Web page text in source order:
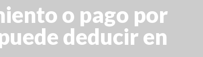
o pago por
deducir en